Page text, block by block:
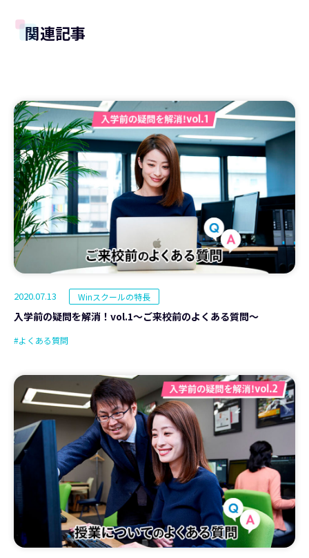
関連記事
2020.07.13 Winスクールの特長
入学前の疑問を解消！vol.1～ご来校前のよくある質問～
#よくある質問